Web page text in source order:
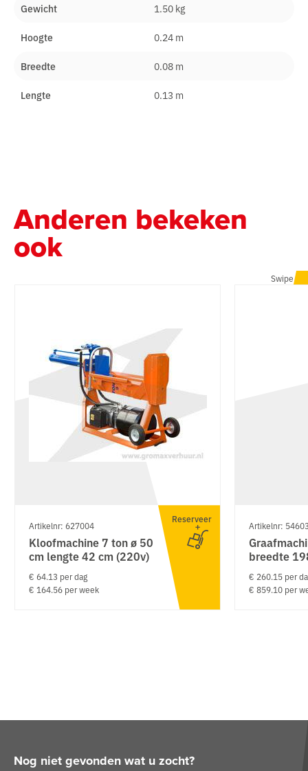
Gewicht 1.50 kg
Hoogte 0.24 m
Breedte 0.08 m
Lengte 0.13 m
Anderen bekeken
ook
Swipe
Artikelnr: 627004
Kloofmachine 7 ton ø 50
cm lengte 42 cm (220v)
€ 64.13 per dag
€ 164.56 per week
Reserveer
Artikelnr:
breedte
€ 260.15 per
€ 859.10 per
Nog niet gevonden wat u zocht?